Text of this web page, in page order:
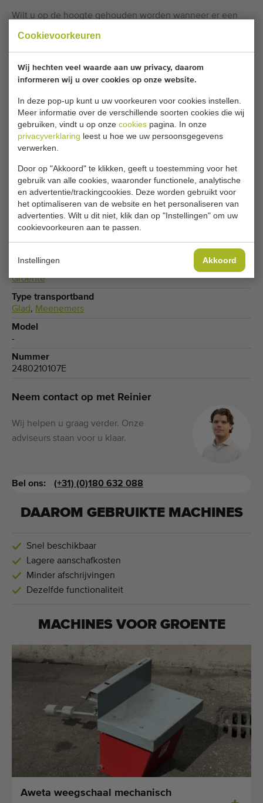
Cookievoorkeuren
Wij hechten veel waarde aan uw privacy, daarom
informeren wij u over cookies op onze website.
In deze pop-up kunt u uw voorkeuren voor cookies instellen.
Meer informatie over de verschillende soorten cookies die wij
gebruiken, vindt u op onze cookies pagina. In onze
privacyverklaring leest u hoe we uw persoonsgegevens
verwerken.
Door op "Akkoord" te klikken, geeft u toestemming voor het
gebruik van alle cookies, waaronder functionele, analytische
en advertentie/trackingcookies. Deze worden gebruikt voor
het optimaliseren van de website en het personaliseren van
advertenties. Wilt u dit niet, klik dan op "Instellingen" om uw
cookievoorkeuren aan te passen.
Instellingen Akkoord
Wilt u op de hoogte gehouden worden wanneer er een
vergelijkbare Vlakke banden beschikbaar komt? Vul hier
Je huidige cookie-instellingen blokkeren dit
onderdeel. Pas je cookie-instellingen aan om
toegang te krijgen tot dit onderdeel.
Type
Vlakke banden
Groente
Type transportband
Glad, Meenemers
Model
-
Nummer
2480210107E
Neem contact op met Reinier
Wij helpen u graag verder. Onze
adviseurs staan voor u klaar.
Bel ons: (+31) (0)180 632 088
DAAROM GEBRUIKTE MACHINES
Snel beschikbaar
Lagere aanschafkosten
Minder afschrijvingen
Dezelfde functionaliteit
MACHINES VOOR GROENTE
Aweta weegschaal mechanisch